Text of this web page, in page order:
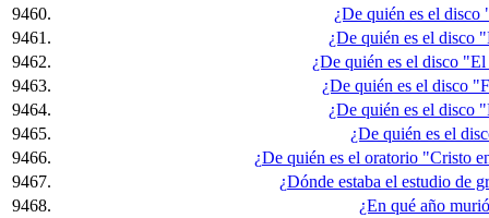
9460.
¿De quién es el
9461.
¿De quién es el disco
9462.
¿De quién es el disco
9463.
¿De quién es el disco
9464.
¿De quién es el disco
9465.
¿De quién es el
9466.
¿De quién es el oratorio "Cristo
9467.
¿Dónde estaba el estudio de
9468.
¿En qué año